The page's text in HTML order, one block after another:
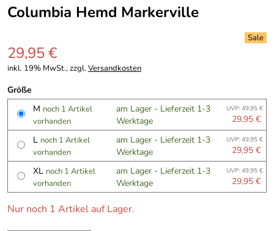
Columbia Hemd Markerville
29,95 €
inkl. 19% MwSt., zzgl.Versandkosten
Größe
M noch 1 Artikel
vorhanden
am Lager - Lieferzeit 1-3
Werktage
UVP: 49,95 €
29,95 €
L noch 1 Artikel
vorhanden
am Lager - Lieferzeit 1-3
Werktage
UVP: 49,95 €
29,95 €
XL noch 1 Artikel
vorhanden
am Lager - Lieferzeit 1-3
Werktage
UVP: 49,95 €
29,95 €
Nur noch 1 Artikel auf Lager.